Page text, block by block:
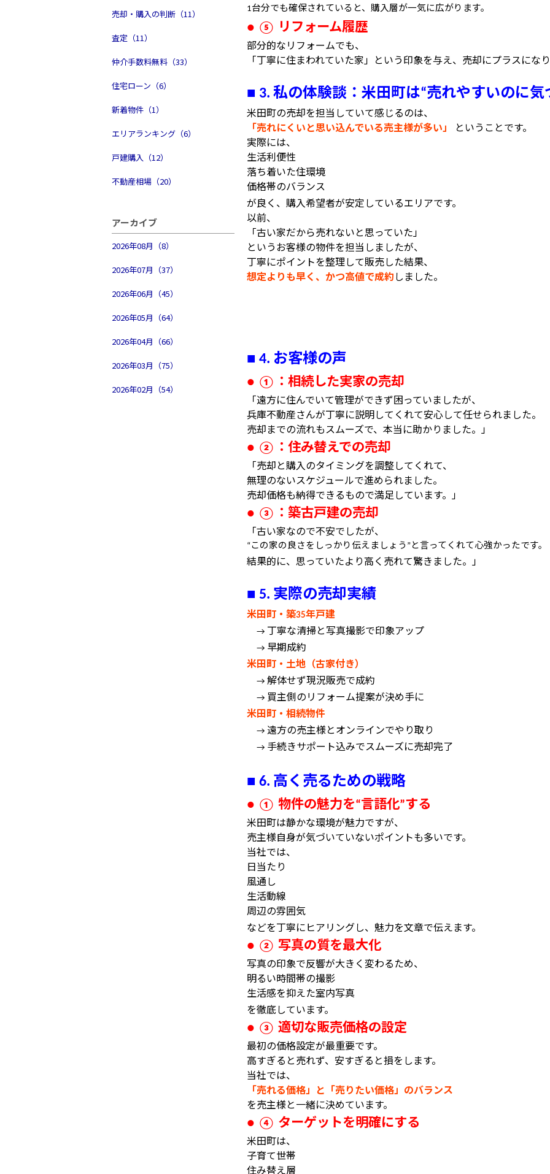
売却・購入の判断（11）
査定（11）
仲介手数料無料（33）
住宅ローン（6）
新着物件（1）
エリアランキング（6）
戸建購入（12）
不動産相場（20）
アーカイブ
2026年08月（8）
2026年07月（37）
2026年06月（45）
2026年05月（64）
2026年04月（66）
2026年03月（75）
2026年02月（54）
1台分でも確保されていると、購入層が一気に広がります。
● ⑤ リフォーム履歴
部分的なリフォームでも、
「丁寧に住まわれていた家」という印象を与え、売却にプラスにな
■ 3. 私の体験談：米田町は“売れやすいのに
米田町の売却を担当していて感じるのは、
「売れにくいと思い込んでいる売主様が多い」
ということです。
実際には、
生活利便性
落ち着いた住環境
価格帯のバランス
が良く、購入希望者が安定しているエリアです。
以前、
「古い家だから売れないと思っていた」
というお客様の物件を担当しましたが、
丁寧にポイントを整理して販売した結果、
想定よりも早く、かつ高値で成約しました。
■ 4. お客様の声
● ① ：相続した実家の売却
「遠方に住んでいて管理ができず困っていましたが、
兵庫不動産さんが丁寧に説明してくれて安心して任せられました。
売却までの流れもスムーズで、本当に助かりました。」
● ② ：住み替えでの売却
「売却と購入のタイミングを調整してくれて、
無理のないスケジュールで進められました。
売却価格も納得できるもので満足しています。」
● ③ ：築古戸建の売却
「古い家なので不安でしたが、
“ この家の良さをしっかり伝えましょう ” と言ってくれて心強かったです。
結果的に、思っていたより高く売れて驚きました。」
■ 5. 実際の売却実績
米田町・築35年戸建
→ 丁寧な清掃と写真撮影で印象アップ
→ 早期成約
米田町・土地（古家付き）
→ 解体せず現況販売で成約
→ 買主側のリフォーム提案が決め手に
米田町・相続物件
→ 遠方の売主様とオンラインでやり取り
→ 手続きサポート込みでスムーズに売却完了
■ 6. 高く売るための戦略
● ① 物件の魅力を“言語化”する
米田町は静かな環境が魅力ですが、
売主様自身が気づいていないポイントも多いです。
当社では、
日当たり
風通し
生活動線
周辺の雰囲気
などを丁寧にヒアリングし、魅力を文章で伝えます。
● ② 写真の質を最大化
写真の印象で反響が大きく変わるため、
明るい時間帯の撮影
生活感を抑えた室内写真
を徹底しています。
● ③ 適切な販売価格の設定
最初の価格設定が最重要です。
高すぎると売れず、安すぎると損をします。
当社では、
「売れる価格」と「売りたい価格」のバランス
を売主様と一緒に決めています。
● ④ ターゲットを明確にする
米田町は、
子育て世帯
住み替え層